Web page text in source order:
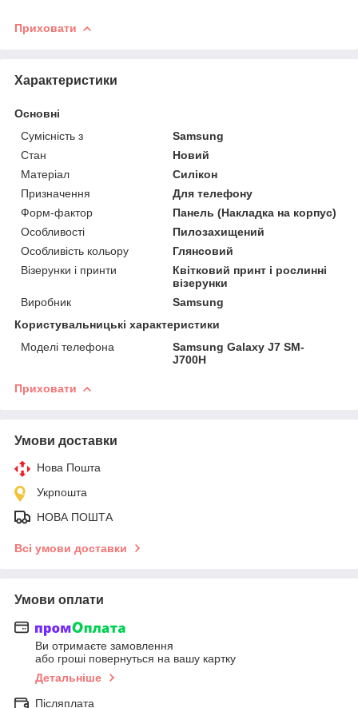
Приховати
Характеристики
Основні
Сумісність з
Samsung
Стан
Новий
Матеріал
Силікон
Призначення
Для телефону
Форм-фактор
Панель (Накладка на корпус)
Особливості
Пилозахищений
Особливість кольору
Глянсовий
Візерунки і принти
Квітковий принт і рослинні
візерунки
Виробник
Samsung
Користувальницькі характеристики
Моделі телефона
Samsung Galaxy J7 SM-
J700H
Приховати
Умови доставки
Нова Пошта
Укрпошта
НОВА ПОШТА
Всі умови доставки
Умови оплати
Ви отримаєте замовлення
або гроші повернуться на вашу картку
Детальніше
Післяплата